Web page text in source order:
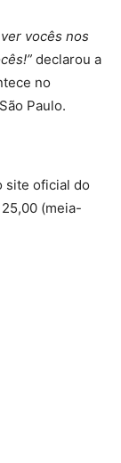
vocês nos
declarou a
no
Paulo.
site oficial do
(meia-